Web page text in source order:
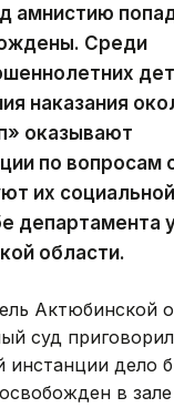
амнистию
Среди
наказания
оказывают
по вопросам
их
департамента
области.
Актюбинской
суд
дело
в зале